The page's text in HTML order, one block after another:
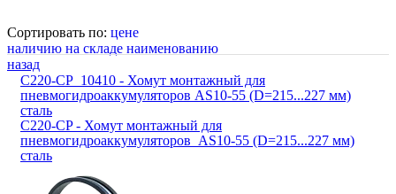
Сортировать по: цене
наличию на складе наименованию
назад
C220-CP_10410 - Хомут монтажный для
пневмогидроаккумуляторов AS10-55 (D=215...227 мм)
сталь
C220-CP - Хомут монтажный для
пневмогидроаккумуляторов AS10-55 (D=215...227 мм)
сталь